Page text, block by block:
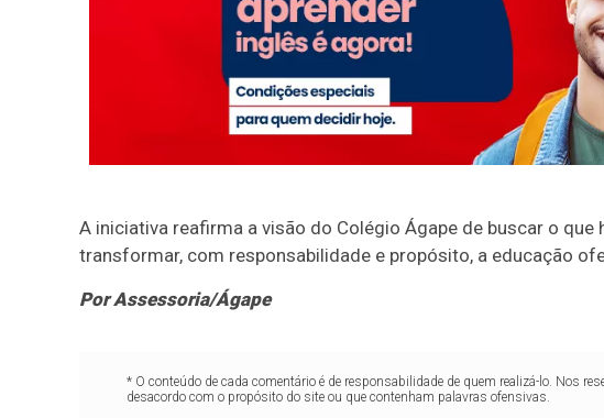
A iniciativa reafirma a visão do Colégio Ágape de buscar o
transformar, com responsabilidade e propósito, a educação
Por Assessoria/Ágape
* O conteúdo de cada comentário é de responsabilidade de quem realizá-lo. Nos
desacordo com o propósito do site ou que contenham palavras ofensivas.